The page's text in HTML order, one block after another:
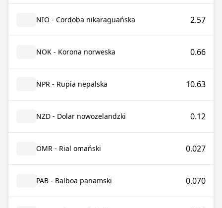
NIO - Cordoba nikaraguańska 2.57
NOK - Korona norweska 0.66
NPR - Rupia nepalska 10.63
NZD - Dolar nowozelandzki 0.12
OMR - Rial omański 0.027
PAB - Balboa panamski 0.070